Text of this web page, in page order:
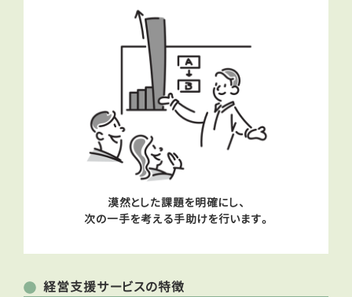
漠然とした課題を明確にし、
次の一手を考える手助けを行います。
経営支援サービスの特徴